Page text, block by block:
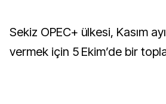
Sekiz OPEC+ ülkesi, Kasım
vermek için 5 Ekim’de bir